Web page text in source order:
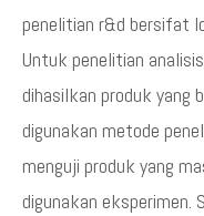
penelitian r&d bersifat
Untuk penelitian
dihasilkan produk yang
digunakan metode
menguji produk yang
digunakan eksperimen.